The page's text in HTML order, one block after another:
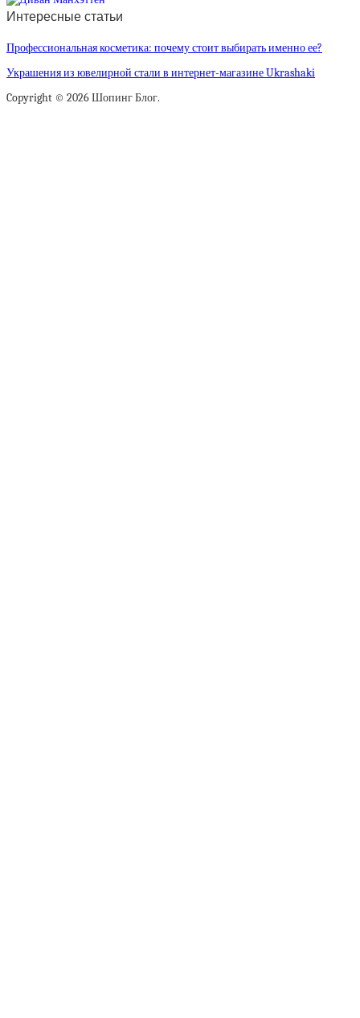
Интересные статьи
Профессиональная косметика: почему стоит выбирать именно ее?
Украшения из ювелирной стали в интернет-магазине Ukrashaki
Copyright © 2026 Шопинг Блог.